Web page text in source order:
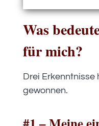
Was
für mich?
Drei
gewonnen.